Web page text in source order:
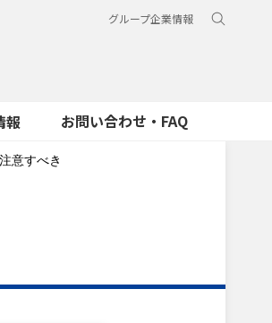
グループ企業情報
報 お問い合わせ・FAQ
意すべき